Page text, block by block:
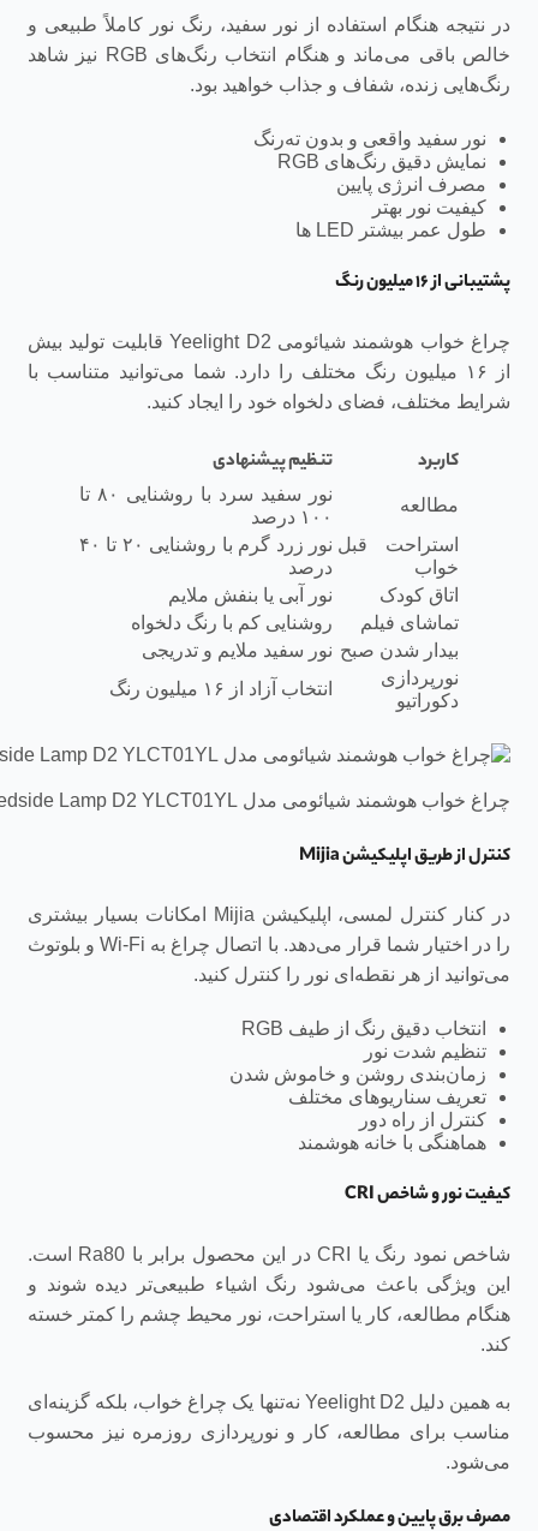
در نتیجه هنگام استفاده از نور سفید، رنگ نور کاملاً طبیعی و
خالص باقی می‌ماند و هنگام انتخاب رنگ‌های RGB نیز شاهد
رنگ‌هایی زنده، شفاف و جذاب خواهید بود.
نور سفید واقعی و بدون ته‌رنگ
نمایش دقیق رنگ‌های RGB
مصرف انرژی پایین
کیفیت نور بهتر
طول عمر بیشتر LED ها
پشتیبانی از ۱۶ میلیون رنگ
چراغ خواب هوشمند شیائومی Yeelight D2 قابلیت تولید بیش
از ۱۶ میلیون رنگ مختلف را دارد. شما می‌توانید متناسب با
شرایط مختلف، فضای دلخواه خود را ایجاد کنید.
کاربرد تنظیم پیشنهادی
مطالعه
نور سفید سرد با روشنایی ۸۰ تا
۱۰۰ درصد
استراحت قبل
خواب
نور زرد گرم با روشنایی ۲۰ تا ۴۰
درصد
اتاق کودک
نور آبی یا بنفش ملایم
تماشای فیلم
روشنایی کم با رنگ دلخواه
بیدار شدن صبح نور سفید ملایم و تدریجی
نورپردازی
دکوراتیو
انتخاب آزاد از ۱۶ میلیون رنگ
چراغ خواب هوشمند شیائومی مدل Xiaomi Yeelight Bedside Lamp D2 YLCT01YL
کنترل از طریق اپلیکیشن Mijia
در کنار کنترل لمسی، اپلیکیشن Mijia امکانات بسیار بیشتری
را در اختیار شما قرار می‌دهد. با اتصال چراغ به Wi-Fi و بلوتوث
می‌توانید از هر نقطه‌ای نور را کنترل کنید.
انتخاب دقیق رنگ از طیف RGB
تنظیم شدت نور
زمان‌بندی روشن و خاموش شدن
تعریف سناریوهای مختلف
کنترل از راه دور
هماهنگی با خانه هوشمند
کیفیت نور و شاخص CRI
شاخص نمود رنگ یا CRI در این محصول برابر با Ra80 است.
این ویژگی باعث می‌شود رنگ اشیاء طبیعی‌تر دیده شوند و
هنگام مطالعه، کار یا استراحت، نور محیط چشم را کمتر خسته
کند.
به همین دلیل Yeelight D2 نه‌تنها یک چراغ خواب، بلکه گزینه‌ای
مناسب برای مطالعه، کار و نورپردازی روزمره نیز محسوب
می‌شود.
مصرف برق پایین و عملکرد اقتصادی